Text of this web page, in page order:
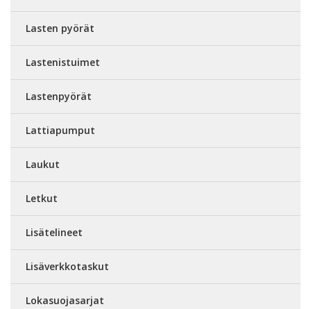
Lasten pyörät
Lastenistuimet
Lastenpyörät
Lattiapumput
Laukut
Letkut
Lisätelineet
Lisäverkkotaskut
Lokasuojasarjat